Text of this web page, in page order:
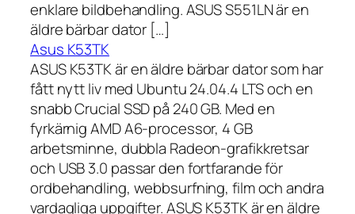
enklare bildbehandling. ASUS S551LN är en
äldre bärbar dator […]
Asus K53TK
ASUS K53TK är en äldre bärbar dator som har
fått nytt liv med Ubuntu 24.04.4 LTS och en
snabb Crucial SSD på 240 GB. Med en
fyrkärnig AMD A6-processor, 4 GB
arbetsminne, dubbla Radeon-grafikkretsar
och USB 3.0 passar den fortfarande för
ordbehandling, webbsurfning, film och andra
vardagliga uppgifter. ASUS K53TK är en äldre